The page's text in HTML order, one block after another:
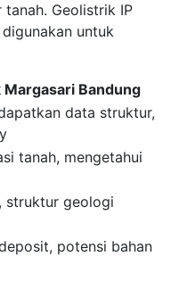
Geolistrik IP
untuk
Bandung
data struktur,
tanah, mengetahui
struktur geologi
potensi bahan